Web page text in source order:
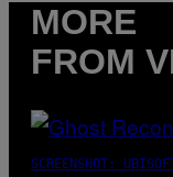
MORE
FROM
SCREENSHOT: